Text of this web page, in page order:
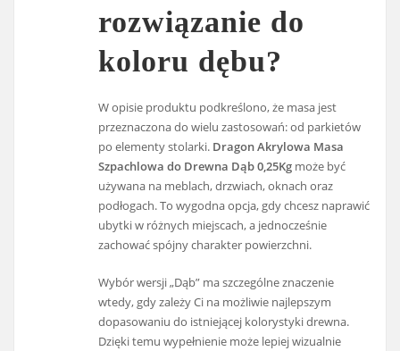
rozwiązanie do
koloru dębu?
W opisie produktu podkreślono, że masa jest
przeznaczona do wielu zastosowań: od parkietów
po elementy stolarki. Dragon Akrylowa Masa
Szpachlowa do Drewna Dąb 0,25Kg może być
używana na meblach, drzwiach, oknach oraz
podłogach. To wygodna opcja, gdy chcesz naprawić
ubytki w różnych miejscach, a jednocześnie
zachować spójny charakter powierzchni.
Wybór wersji „Dąb” ma szczególne znaczenie
wtedy, gdy zależy Ci na możliwie najlepszym
dopasowaniu do istniejącej kolorystyki drewna.
Dzięki temu wypełnienie może lepiej wizualnie